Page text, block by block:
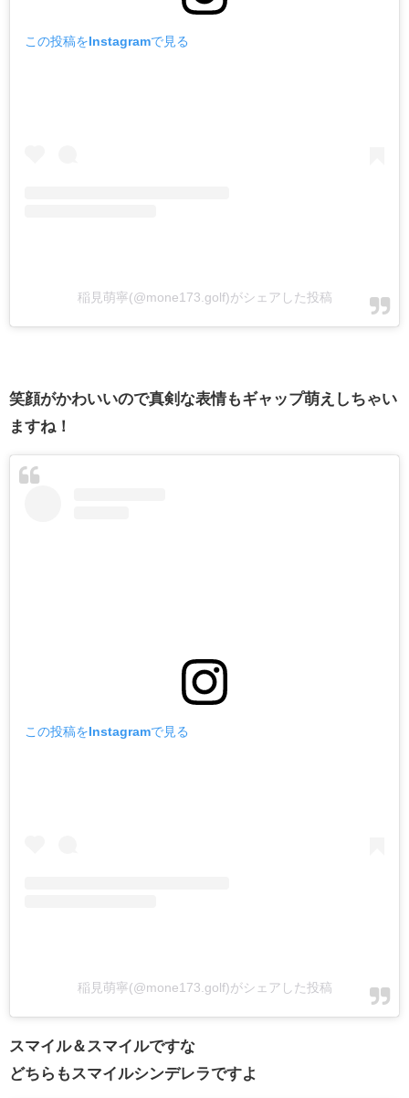
この投稿をInstagramで見る
稲見萌寧(@mone173.golf)がシェアした投稿
笑顔がかわいいので真剣な表情もギャップ萌えしちゃい
ますね！
この投稿をInstagramで見る
稲見萌寧(@mone173.golf)がシェアした投稿
スマイル＆スマイルですな
どちらもスマイルシンデレラですよ